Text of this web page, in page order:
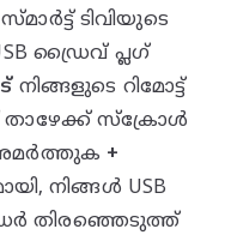
ടിവിയുടെ
ഡ്രൈവ് പ്ലഗ്
നിങ്ങളുടെ റിമോട്ട്
താഴേക്ക് സ്ക്രോൾ
+
നിങ്ങൾ USB
തിരഞ്ഞെടുത്ത്